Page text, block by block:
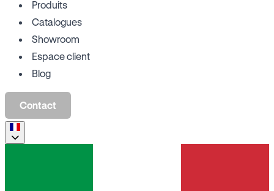
Produits
Catalogues
Showroom
Espace client
Blog
Contact